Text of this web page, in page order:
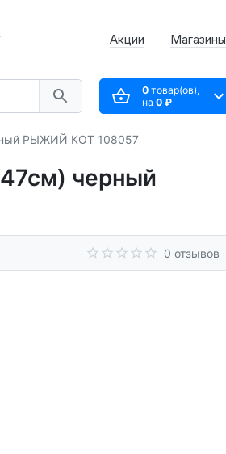
Акции Магазины
0товар(ов),
на 0 ₽
РЫЖИЙ КОТ 108057
черный
0 отзывов